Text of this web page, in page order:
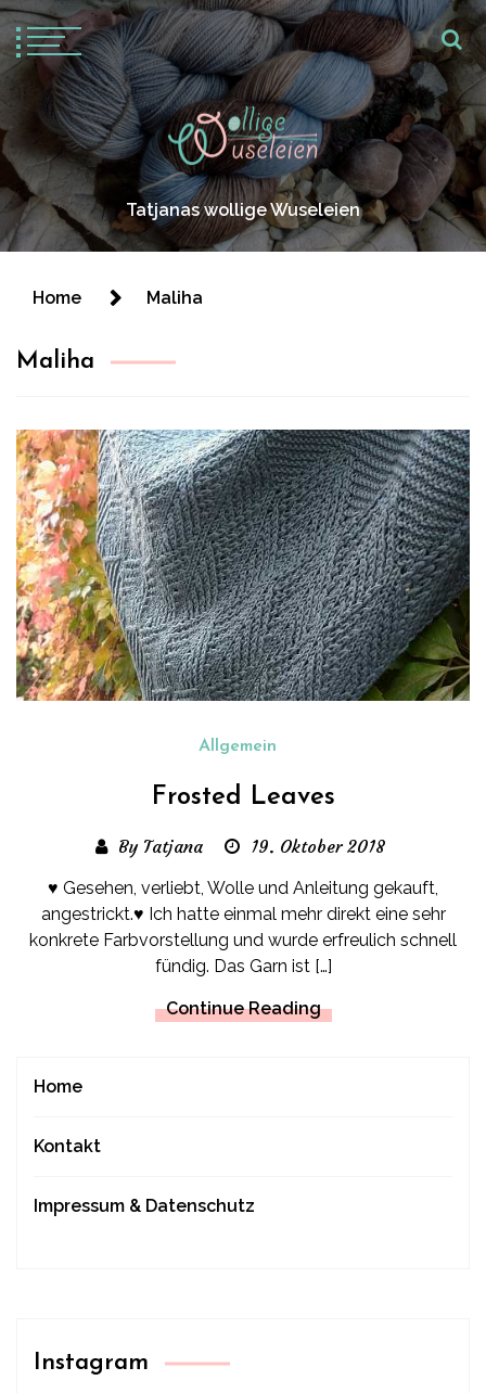
Tatjanas wollige Wuseleien
Home Maliha
Maliha
Allgemein
Frosted Leaves
By Tatjana 19. Oktober 2018
♥ Gesehen, verliebt, Wolle und Anleitung gekauft,
angestrickt.♥ Ich hatte einmal mehr direkt eine sehr
konkrete Farbvorstellung und wurde erfreulich schnell
fündig. Das Garn ist […]
Continue Reading
Home
Kontakt
Impressum & Datenschutz
Instagram